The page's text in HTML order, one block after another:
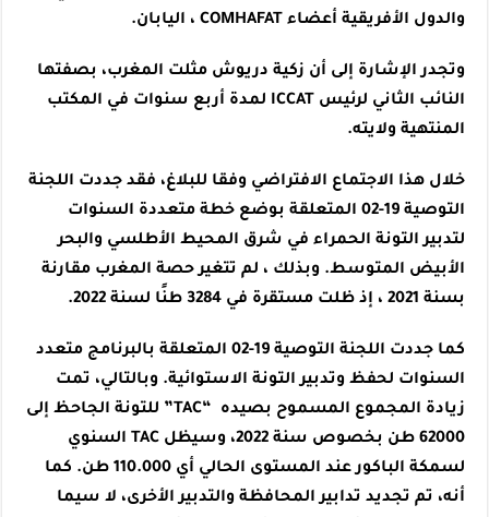
والدول الأفريقية أعضاء COMHAFAT ، اليابان.
وتجدر الإشارة إلى أن زكية دريوش مثلت المغرب، بصفتها
النائب الثاني لرئيس ICCAT لمدة أربع سنوات في المكتب
المنتهية ولايته.
خلال هذا الاجتماع الافتراضي وفقا للبلاغ، فقد جددت اللجنة
التوصية 19-02 المتعلقة بوضع خطة متعددة السنوات
لتدبير التونة الحمراء في شرق المحيط الأطلسي والبحر
الأبيض المتوسط. وبذلك ، لم تتغير حصة المغرب مقارنة
بسنة 2021 ، إذ ظلت مستقرة في 3284 طنًا لسنة 2022.
كما جددت اللجنة التوصية 19-02 المتعلقة بالبرنامج متعدد
السنوات لحفظ وتدبير التونة الاستوائية. وبالتالي، تمت
زيادة المجموع المسموح بصيده “TAC” للتونة الجاحظ إلى
62000 طن بخصوص سنة 2022، وسيظل TAC السنوي
لسمكة الباكور عند المستوى الحالي أي 110.000 طن. كما
أنه، تم تجديد تدابير المحافظة والتدبير الأخرى، لا سيما